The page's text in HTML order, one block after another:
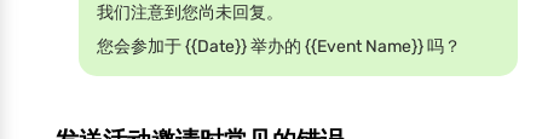
我们注意到您尚未回复。
您会参加于 {{Date}} 举办的 {{Event Name}} 吗？